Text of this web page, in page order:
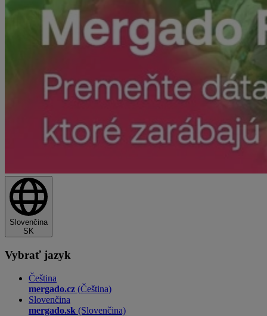
Slovenčina
SK
Vybrať jazyk
Čeština
mergado.cz (Čeština)
Slovenčina
mergado.sk (Slovenčina)